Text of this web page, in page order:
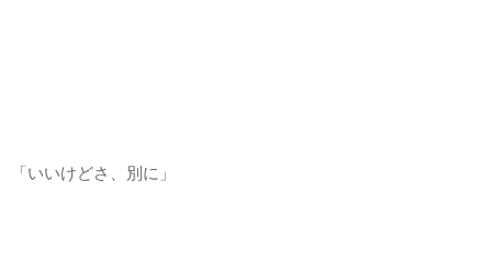
「いいけどさ、別に」